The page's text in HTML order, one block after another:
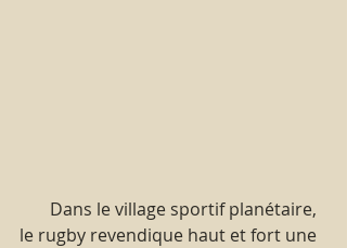
le rugby revendique haut et fort une